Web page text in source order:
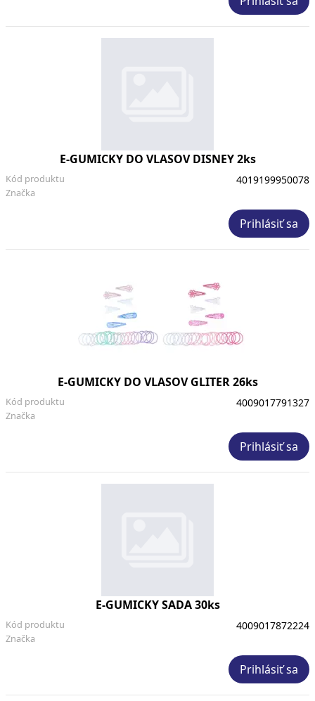
E-GUMICKY DO VLASOV DISNEY 2ks
Značka
Kód produktu 4019199950078
Prihlásiť sa
E-GUMICKY DO VLASOV GLITER 26ks
Značka
Kód produktu 4009017791327
Prihlásiť sa
E-GUMICKY SADA 30ks
Značka
Kód produktu 4009017872224
Prihlásiť sa